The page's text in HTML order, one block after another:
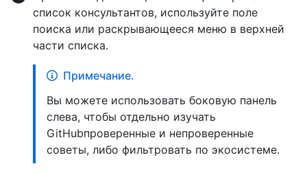
список консультантов, используйте поле
поиска или раскрывающееся меню в верхней
части списка.
Примечание.
Вы можете использовать боковую панель
слева, чтобы отдельно изучать
GitHubпроверенные и непроверенные
советы, либо фильтровать по экосистеме.